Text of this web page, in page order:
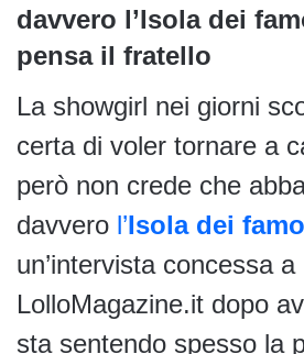
davvero l’Isola dei
pensa il fratello
La showgirl nei giorni
certa di voler tornare a
però non crede che
davvero l’Isola dei
un’intervista concessa a
LolloMagazine.it dopo
sta sentendo spesso la